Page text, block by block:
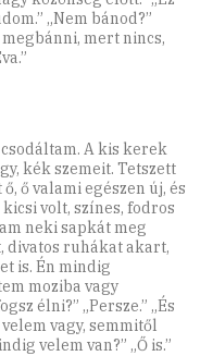
„Nem bánod?”
megbánni, mert nincs,
A kis kerek
kék szemeit. Tetszett
ő valami egészen új, és
volt, színes, fodros
neki sapkát meg
divatos ruhákat akart,
is. Én mindig
moziba vagy
élni?” „Persze.” „És
vagy, semmitől
velem van?” „Ő is.”